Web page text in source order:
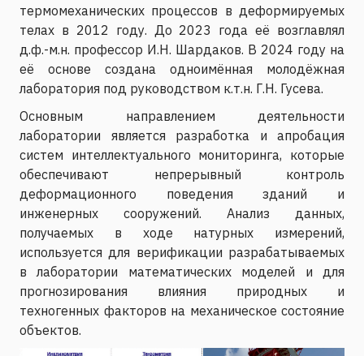
термомеханических процессов в деформируемых
телах в 2012 году. До 2023 года её возглавлял
д.ф.-м.н. профессор И.Н. Шардаков. В 2024 году на
её основе создана одноимённая молодёжная
лаборатория под руководством к.т.н. Г.Н. Гусева.
Основным направлением деятельности
лаборатории является разработка и апробация
систем интеллектуального мониторинга, которые
обеспечивают непрерывный контроль
деформационного поведения зданий и
инженерных сооружений. Анализ данных,
получаемых в ходе натурных измерений,
используется для верификации разрабатываемых
в лаборатории математических моделей и для
прогнозирования влияния природных и
техногенных факторов на механическое состояние
объектов.